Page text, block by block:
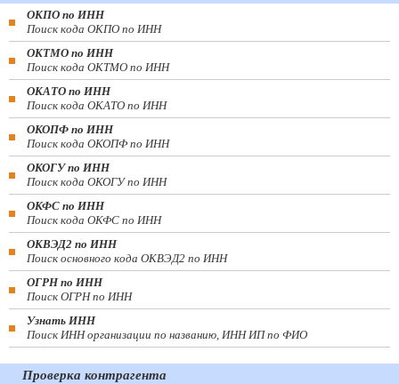
ОКПО по ИНН
Поиск кода ОКПО по ИНН
ОКТМО по ИНН
Поиск кода ОКТМО по ИНН
ОКАТО по ИНН
Поиск кода ОКАТО по ИНН
ОКОПФ по ИНН
Поиск кода ОКОПФ по ИНН
ОКОГУ по ИНН
Поиск кода ОКОГУ по ИНН
ОКФС по ИНН
Поиск кода ОКФС по ИНН
ОКВЭД2 по ИНН
Поиск основного кода ОКВЭД2 по ИНН
ОГРН по ИНН
Поиск ОГРН по ИНН
Узнать ИНН
Поиск ИНН организации по названию, ИНН ИП по ФИО
Проверка контрагента